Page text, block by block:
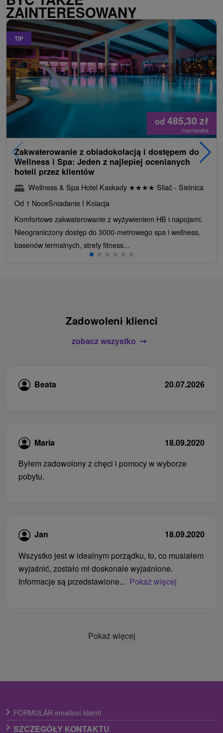
ZAINTERESOWANY
TIP
od 485,30 zł
/noc/osoba
Zakwaterowanie z obiadokolacją i dostępem do
Wellness i Spa: Jeden z najlepiej ocenianych
hoteli przez klientów
Wellness & Spa Hotel Kaskady ★★★★ Sliač - Sielnica
Od 1 NoceŚniadanie I Kolacja
Komfortowe zakwaterowanie z wyżywieniem HB i napojami.
Nieograniczony dostęp do 3000-metrowego spa i wellness,
basenów termalnych, strefy fitness...
Zadowoleni klienci
zobacz wszystko
Beata 20.07.2026
Maria
18.09.2020
Byłem zadowolony z chęci i pomocy w wyborze
pobytu.
Jan
18.09.2020
Wszystko jest w idealnym porządku, to, co musiałem
wyjaśnić, zostało mi doskonale wyjaśnione.
Informacje są przedstawione... Pokaż więcej
Pokaż więcej
FORMULÁR emailoví klienti
SZCZEGÓŁY KONTAKTU